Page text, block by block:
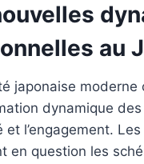
au
japonaise moderne
dynamique
et l’engagement.
en question les